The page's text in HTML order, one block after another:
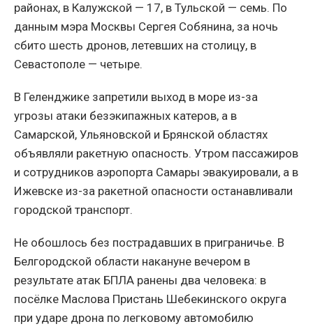
районах, в Калужской — 17, в Тульской — семь. По
данным мэра Москвы Сергея Собянина, за ночь
сбито шесть дронов, летевших на столицу, в
Севастополе — четыре.
В Геленджике запретили выход в море из-за
угрозы атаки безэкипажных катеров, а в
Самарской, Ульяновской и Брянской областях
объявляли ракетную опасность. Утром пассажиров
и сотрудников аэропорта Самары эвакуировали, а в
Ижевске из-за ракетной опасности останавливали
городской транспорт.
Не обошлось без пострадавших в приграничье. В
Белгородской области накануне вечером в
результате атак БПЛА ранены два человека: в
посёлке Маслова Пристань Шебекинского округа
при ударе дрона по легковому автомобилю